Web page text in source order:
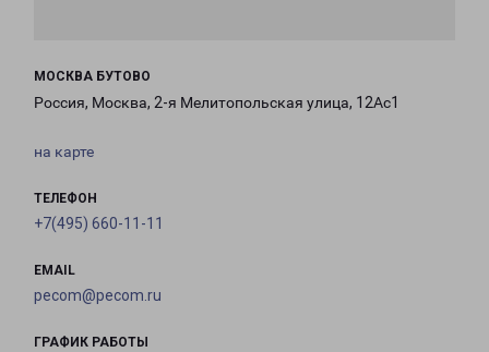
МОСКВА БУТОВО
Россия, Москва, 2-я Мелитопольская улица, 12Ас1
на карте
ТЕЛЕФОН
+7(495) 660-11-11
EMAIL
pecom@pecom.ru
ГРАФИК РАБОТЫ